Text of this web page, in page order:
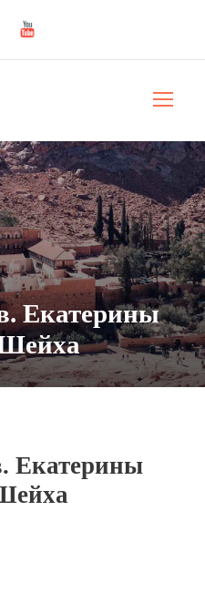
Екатерины
Екатерины